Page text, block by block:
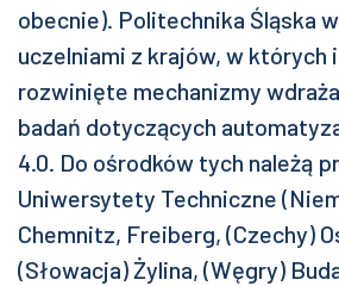
obecnie). Politechnika Śląska
uczelniami z krajów, w których
rozwinięte mechanizmy
badań dotyczących
4.0. Do ośrodków tych należą
Uniwersytety Techniczne
Chemnitz, Freiberg, (Czechy)
(Słowacja) Żylina, (Węgry)